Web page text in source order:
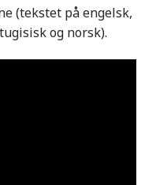
(tekstet på engelsk,
og norsk).